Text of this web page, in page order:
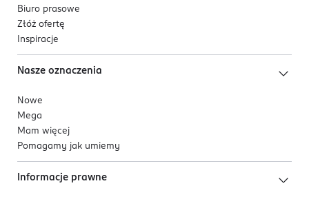
Biuro prasowe
Złóż ofertę
Inspiracje
Nasze oznaczenia
Nowe
Mega
Mam więcej
Pomagamy jak umiemy
Informacje prawne